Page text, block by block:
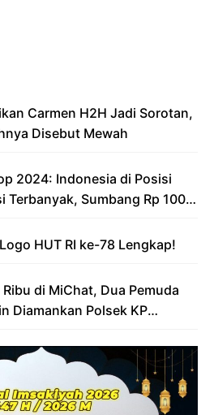
Carmen H2H Jadi Sorotan,
Disebut Mewah
2024: Indonesia di Posisi
Terbanyak, Sumbang Rp 100
HUT RI ke-78 Lengkap!
di MiChat, Dua Pemuda
Diamankan Polsek KP